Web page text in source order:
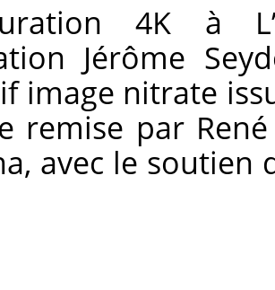
4K à
Jérôme
image nitrate
remise par
avec le soutien